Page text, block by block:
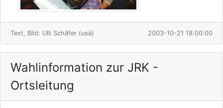
Text, Bild: Ulli Schäfer (usä) 2003-10-21 18:00:00
Wahlinformation zur JRK -
Ortsleitung